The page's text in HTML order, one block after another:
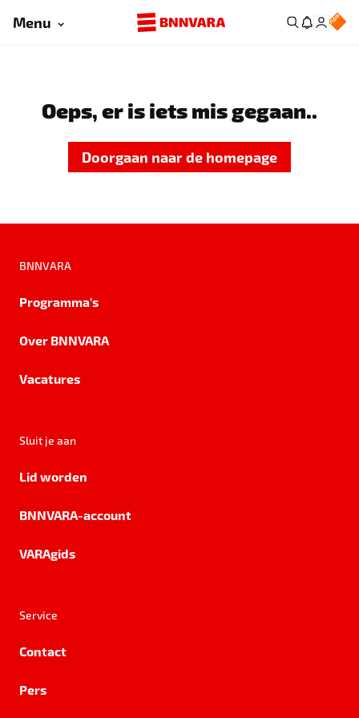
Menu
Oeps, er is iets mis gegaan..
Doorgaan naar de homepage
BNNVARA
Programma's
Over BNNVARA
Vacatures
Sluit je aan
Lid worden
BNNVARA-account
VARAgids
Service
Contact
Pers